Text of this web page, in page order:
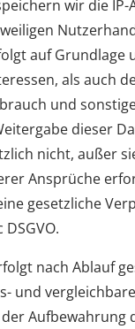
wir die IP-
auf Grundlage
als auch
und
dieser
nicht, außer
Ansprüche
gesetzliche
nach Ablauf
und
Aufbewahrung